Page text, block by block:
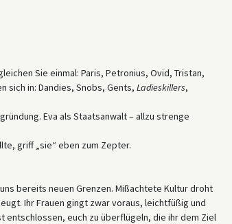
eine Reihe militärischer Metaphern ein, wobei
dieses „Vertrags“, so suggeriert das Buch,
Männern und Frauen sowie eine Anerkennung
Werbens – eine Rückkehr zur Illusion
„Sachlichkeit“, die angeblich in den
im Weimarer Deutschland dar, und die folgenden
umgaben, sowie einige der Ängste, die er
des Buches hinsichtlich seines
an, das belesen war und dem gelegentliche
aus, dass die Paarbeziehung, insbesondere
ungeachtet des Aufkommens einer sichtbaren
insbesondere in Bezug auf unabhängige Frauen
Sie einmal: Paris, Petronius, Ovid, Tristan,
sich in: Dandies, Snobs, Gents, Ladieskillers,
Eva als Staatsanwalt – allzu strenge
griff „sie“ eben zum Zepter.
bereits neuen Grenzen. Mißachtete Kultur droht
Ihr Frauen gingt zwar voraus, leichtfüßig und
euch zu überflügeln, die ihr dem Ziel